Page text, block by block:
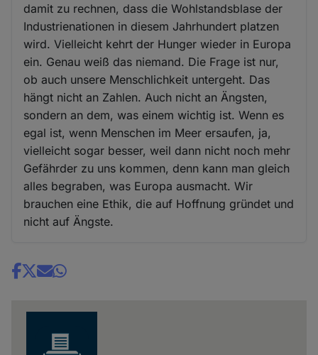
damit zu rechnen, dass die Wohlstandsblase der
Industrienationen in diesem Jahrhundert platzen
wird. Vielleicht kehrt der Hunger wieder in Europa
ein. Genau weiß das niemand. Die Frage ist nur,
ob auch unsere Menschlichkeit untergeht. Das
hängt nicht an Zahlen. Auch nicht an Ängsten,
sondern an dem, was einem wichtig ist. Wenn es
egal ist, wenn Menschen im Meer ersaufen, ja,
vielleicht sogar besser, weil dann nicht noch mehr
Gefährder zu uns kommen, denn kann man gleich
alles begraben, was Europa ausmacht. Wir
brauchen eine Ethik, die auf Hoffnung gründet und
nicht auf Ängste.
Share